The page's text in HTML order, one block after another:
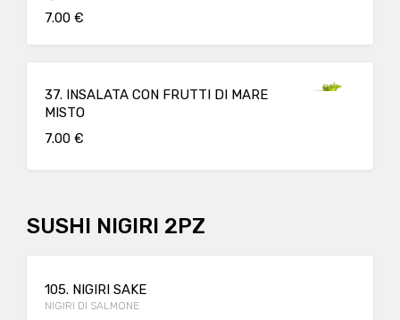
7.00 €
37. INSALATA CON FRUTTI DI MARE
MISTO
7.00 €
SUSHI NIGIRI 2PZ
105. NIGIRI SAKE
NIGIRI DI SALMONE